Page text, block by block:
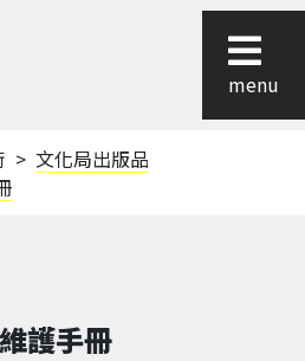
menu
文化局出版品
護手冊